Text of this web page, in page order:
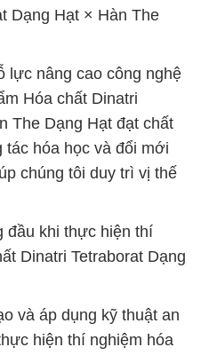
Dạng Hạt × Hàn The
lực nâng cao công nghệ
Hóa chất Dinatri
The Dạng Hạt đạt chất
hóa học và đổi mới
chúng tôi duy trì vị thế
đầu khi thực hiện thí
Dinatri Tetraborat Dạng
và áp dụng kỹ thuật an
hiện thí nghiệm hóa